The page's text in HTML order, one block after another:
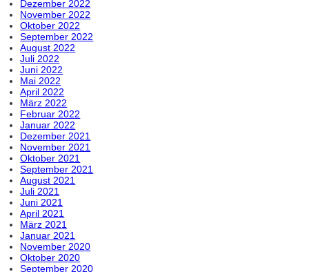
Dezember 2022
November 2022
Oktober 2022
September 2022
August 2022
Juli 2022
Juni 2022
Mai 2022
April 2022
März 2022
Februar 2022
Januar 2022
Dezember 2021
November 2021
Oktober 2021
September 2021
August 2021
Juli 2021
Juni 2021
April 2021
März 2021
Januar 2021
November 2020
Oktober 2020
September 2020